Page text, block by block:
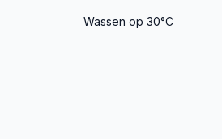
Wassen op 30°C